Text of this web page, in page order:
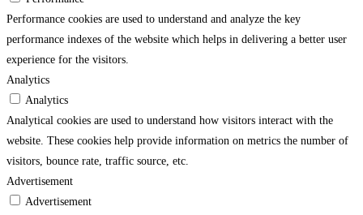
Performance cookies are used to understand and analyze the key
performance indexes of the website which helps in delivering a better user
experience for the visitors.
Analytics
Analytics
Analytical cookies are used to understand how visitors interact with the
website. These cookies help provide information on metrics the number of
visitors, bounce rate, traffic source, etc.
Advertisement
Advertisement